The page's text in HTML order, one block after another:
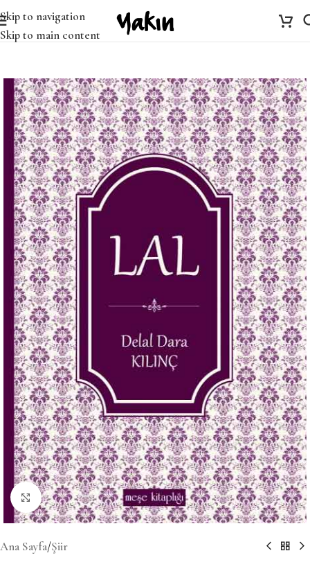
Skip to navigation
Skip to main content
Büyütmek için tıklayın
Ana Sayfa/Şiir